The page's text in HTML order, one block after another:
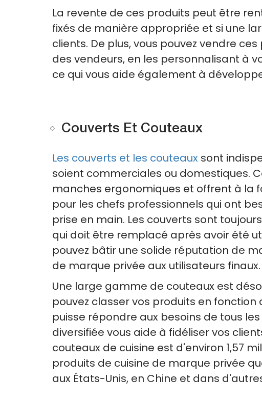
La revente de ces produits peut être
fixés de manière appropriée et si une
clients. De plus, vous pouvez vendre
des vendeurs, en les personnalisant à
ce qui vous aide également à
Couverts Et Couteaux
Les couverts et les couteaux sont
soient commerciales ou domestiques.
manches ergonomiques et offrent à la
pour les chefs professionnels qui ont
prise en main. Les couverts sont
qui doit être remplacé après avoir été
pouvez bâtir une solide réputation de
de marque privée aux utilisateurs finaux.
Une large gamme de couteaux est
pouvez classer vos produits en
puisse répondre aux besoins de tous
diversifiée vous aide à fidéliser vos
couteaux de cuisine est d'environ 1,57
produits de cuisine de marque privée
aux États-Unis, en Chine et dans